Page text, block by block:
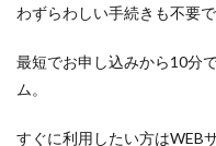
わずらわしい手続きも不要で
最短でお申し込みから10分
ム。
すぐに利用したい方はWEB